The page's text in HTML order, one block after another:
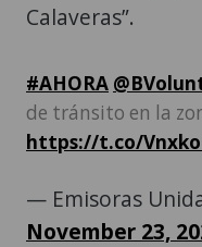
Calaveras”.
#AHORA
de tránsito en la
https://t.co/
— Emisoras
November 23,